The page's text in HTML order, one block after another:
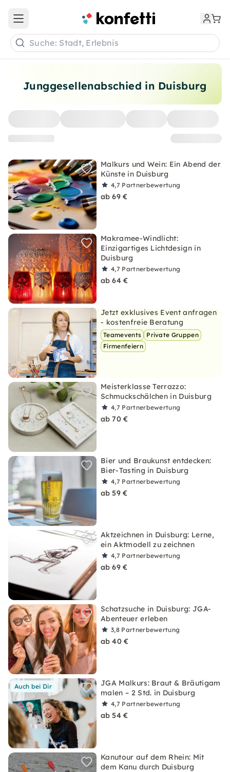
Junggesellenabschied in Duisburg
Malkurs und Wein: Ein Abend der
Künste in Duisburg
4,7 Partnerbewertung
ab 69 €
Makramee-Windlicht:
Einzigartiges Lichtdesign in
Duisburg
4,7 Partnerbewertung
ab 64 €
Jetzt exklusives Event anfragen
- kostenfreie Beratung
Teamevents
Private Gruppen
Firmenfeiern
Meisterklasse Terrazzo:
Schmuckschälchen in Duisburg
4,7 Partnerbewertung
ab 70 €
Bier und Braukunst entdecken:
Bier-Tasting in Duisburg
4,7 Partnerbewertung
ab 59 €
Aktzeichnen in Duisburg: Lerne,
ein Aktmodell zu zeichnen
4,7 Partnerbewertung
ab 69 €
Schatzsuche in Duisburg: JGA-
Abenteuer erleben
3,8 Partnerbewertung
ab 40 €
Auch bei Dir
JGA Malkurs: Braut & Bräutigam
malen – 2 Std. in Duisburg
4,7 Partnerbewertung
ab 54 €
Kanutour auf dem Rhein: Mit
dem Kanu durch Duisburg
Open main menu
Suche: Stadt, Erlebnis